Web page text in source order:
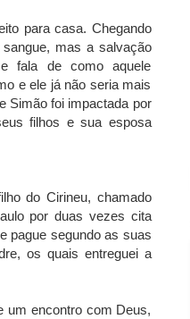
para casa. Chegando
mas a salvação
fala de como aquele
e ele já não seria mais
Simão foi impactada por
filhos e sua esposa
do Cirineu, chamado
por duas vezes cita
pague segundo as suas
os quais entreguei a
um encontro com Deus,